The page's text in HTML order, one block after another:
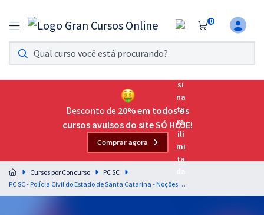
0
Assinatura Ilimitada 11
Acesso a todos os cursos. Teste grátis por 7 dias!
Assinatura OAB Até Passar
Acesso ilimitado a toda preparação para o Exame da
Residências Multiprofissionais
Preparação completa e intensiva para as principais
residências em saúde do Brasil
Desconto de 20% em todos os
cursos avulsos do site SÓ HOJE!
Comprar agora
Cursos por Concurso
PC SC
PC SC - Polícia Civil do Estado de Santa Catarina - Noções de Direito Administrativo para os Cargos de Agente e Escrivão de Polícia - Professores: Equipe Gran Online